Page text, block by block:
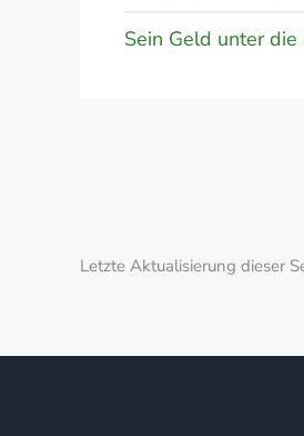
Sein Geld unter
Letzte Aktualisierung dieser